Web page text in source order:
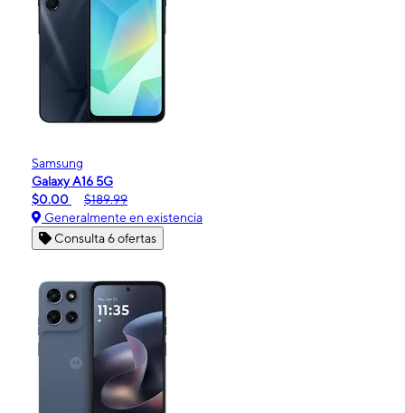
Samsung
Galaxy A16 5G
$0.00
$189.99
Generalmente en existencia
Consulta 6 ofertas